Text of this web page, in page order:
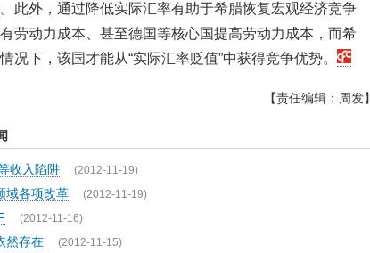
此外，通过降低实际汇率有助于希腊恢复宏观经济竞争
劳动力成本、甚至德国等核心国提高劳动力成本，而希
况下，该国才能从“实际汇率贬值”中获得竞争优势。
【责任编辑：周发】
收入陷阱 (2012-11-19)
域各项改革 (2012-11-19)
(2012-11-16)
然存在 (2012-11-15)